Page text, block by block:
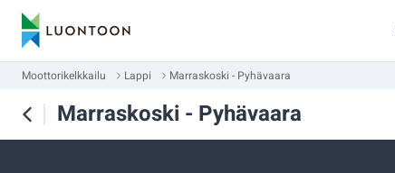
Moottorikelkkailu Lappi Marraskoski - Pyhävaara
Marraskoski - Pyhävaara